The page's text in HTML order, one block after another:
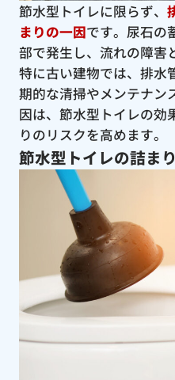
節水型トイレに限らず、
まりの一因です。尿石の
部で発生し、流れの障害
特に古い建物では、排水
期的な清掃やメンテナン
因は、節水型トイレの効
りのリスクを高めます。
節水型トイレの詰ま